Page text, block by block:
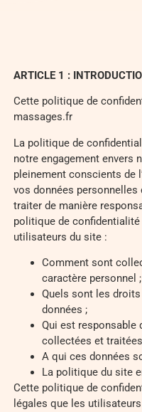
ARTICLE 1 :
Cette politique de
massages.fr
La politique de
notre engagement envers
pleinement conscients de
vos données personnelles
traiter de manière
politique de confidentialité
utilisateurs du site :
Comment sont
caractère personnel ;
Quels sont les
données ;
Qui est responsable
collectées et
A qui ces données
La politique du site
Cette politique de
légales que les